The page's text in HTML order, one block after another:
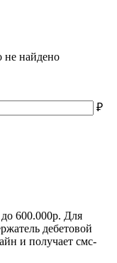
не найдено
₽